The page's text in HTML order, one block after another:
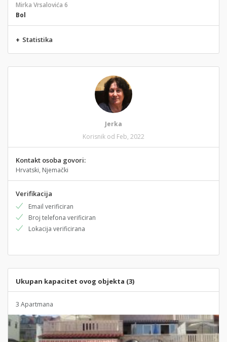
Mirka Vrsalovića 6
Bol
+ Statistika
Jerka
Korisnik od Feb, 2022
Kontakt osoba govori:
Hrvatski, Njemački
Verifikacija
Email verificiran
Broj telefona verificiran
Lokacija verificirana
Ukupan kapacitet ovog objekta (3)
3 Apartmana